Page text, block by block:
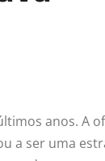
anos. A
a ser uma